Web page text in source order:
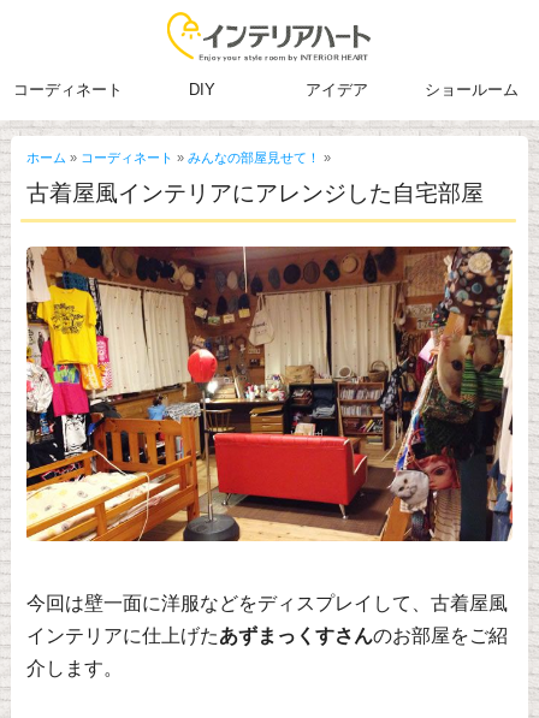
コーディネート DIY アイデア ショールーム
ホーム » コーディネート » みんなの部屋見せて！ »
古着屋風インテリアにアレンジした自宅部屋
今回は壁一面に洋服などをディスプレイして、古着屋風
インテリアに仕上げたあずまっくすさんのお部屋をご紹
介します。